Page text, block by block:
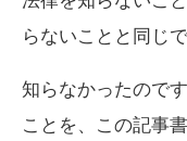
らないことと同じで
知らなかったので
ことを、この記事